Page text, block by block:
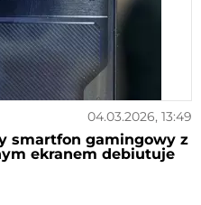
04.03.2026, 13:49
smartfon gamingowy z
ekranem debiutuje